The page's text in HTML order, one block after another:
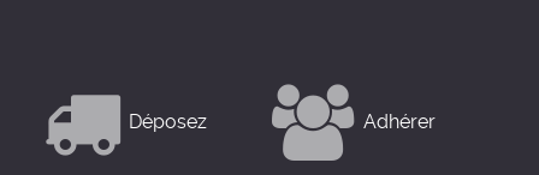
Déposez Adhérer